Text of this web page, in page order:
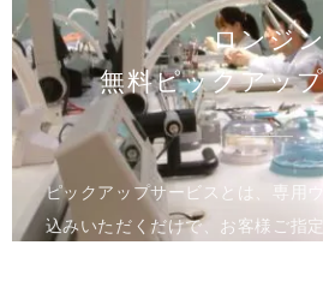
ロンジン
無料ピックアッ
ピックアップサービスとは、専用
込みいただくだけで、お客様ご指